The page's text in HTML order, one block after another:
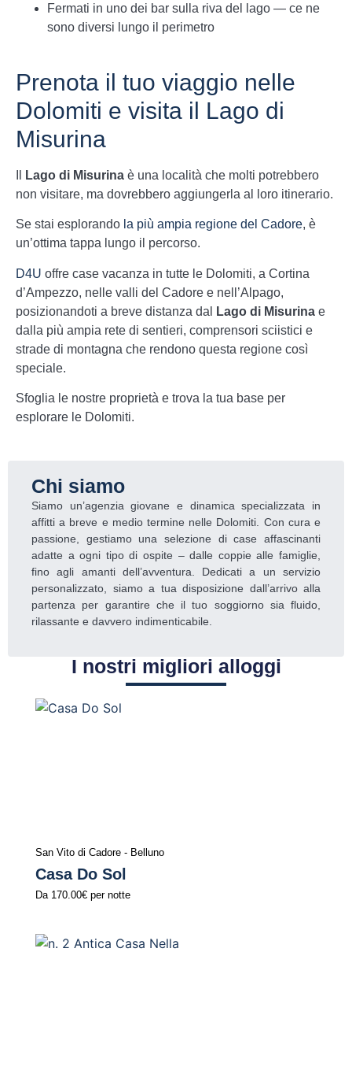
Fermati in uno dei bar sulla riva del lago — ce ne
sono diversi lungo il perimetro
Prenota il tuo viaggio nelle
Dolomiti e visita il Lago di
Misurina
Lago di Misurina è una località che molti potrebbero
non visitare, ma dovrebbero aggiungerla al loro itinerario.
Se stai esplorando la più ampia regione del Cadore, è
un’ottima tappa lungo il percorso.
D4U offre case vacanza in tutte le Dolomiti, a Cortina
d’Ampezzo, nelle valli del Cadore e nell’Alpago,
posizionandoti a breve distanza dal
Lago di Misurina e
dalla più ampia rete di sentieri, comprensori sciistici e
strade di montagna che rendono questa regione così
speciale.
Sfoglia le nostre proprietà e trova la tua base per
esplorare le Dolomiti.
Chi siamo
Siamo un’agenzia giovane e dinamica specializzata in
affitti a breve e medio termine nelle Dolomiti. Con cura e
passione, gestiamo una selezione di case affascinanti
adatte a ogni tipo di ospite – dalle coppie alle famiglie,
fino agli amanti dell’avventura. Dedicati a un servizio
personalizzato, siamo a tua disposizione dall’arrivo alla
partenza per garantire che il tuo soggiorno sia fluido,
rilassante e davvero indimenticabile.
I nostri migliori alloggi
San Vito di Cadore - Belluno
Casa Do Sol
Da 170.00€ per notte